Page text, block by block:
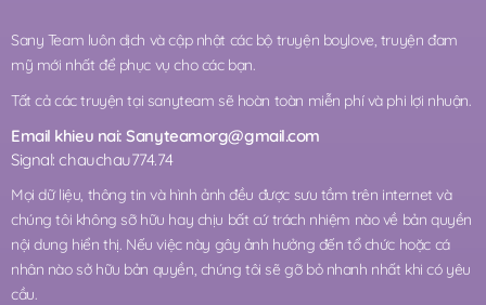
Sany Team luôn dịch và cập nhật các bộ truyện boylove, truyện đam
mỹ mới nhất để phục vụ cho các bạn.
Tất cả các truyện tại sanyteam sẽ hoàn toàn miễn phí và phi lợi nhuận.
Email khieu nai:Sanyteamorg@gmail.com
Signal: chauchau774.74
Mọi dữ liệu, thông tin và hình ảnh đều được sưu tầm trên internet và
chúng tôi không sỡ hữu hay chịu bất cứ trách nhiệm nào về bản quyền
nội dung hiển thị. Nếu việc này gây ảnh hưởng đến tổ chức hoặc cá
nhân nào sở hữu bản quyền, chúng tôi sẽ gỡ bỏ nhanh nhất khi có yêu
cầu.